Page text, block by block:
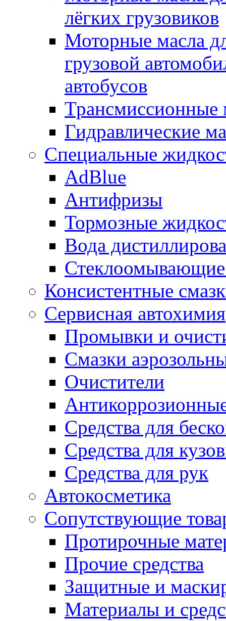
лёгких грузовиков
Моторные масла
грузовой
автобусов
Трансмиссионные
Гидравлические
Специальные
AdBlue
Антифризы
Тормозные
Вода
Консистентные
Сервисная автохимия
Промывки и
Смазки
Очистители
Средства для
Средства для
Средства для рук
Автокосметика
Сопутствующие
Протирочные
Прочие средства
Защитные и
Материалы и